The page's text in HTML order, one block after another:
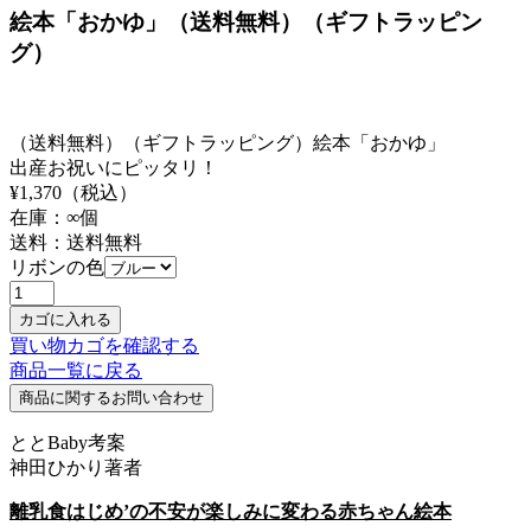
絵本「おかゆ」（送料無料）（ギフトラッピン
グ）
（送料無料）（ギフトラッピング）絵本「おかゆ」
出産お祝いにピッタリ！
¥1,370 （税込）
在庫： ∞個
送料：送料無料
リボンの色
買い物カゴを確認する
商品一覧に戻る
ととBaby考案
神田ひかり著者
離乳食はじめ’の不安が楽しみに変わる赤ちゃん絵本